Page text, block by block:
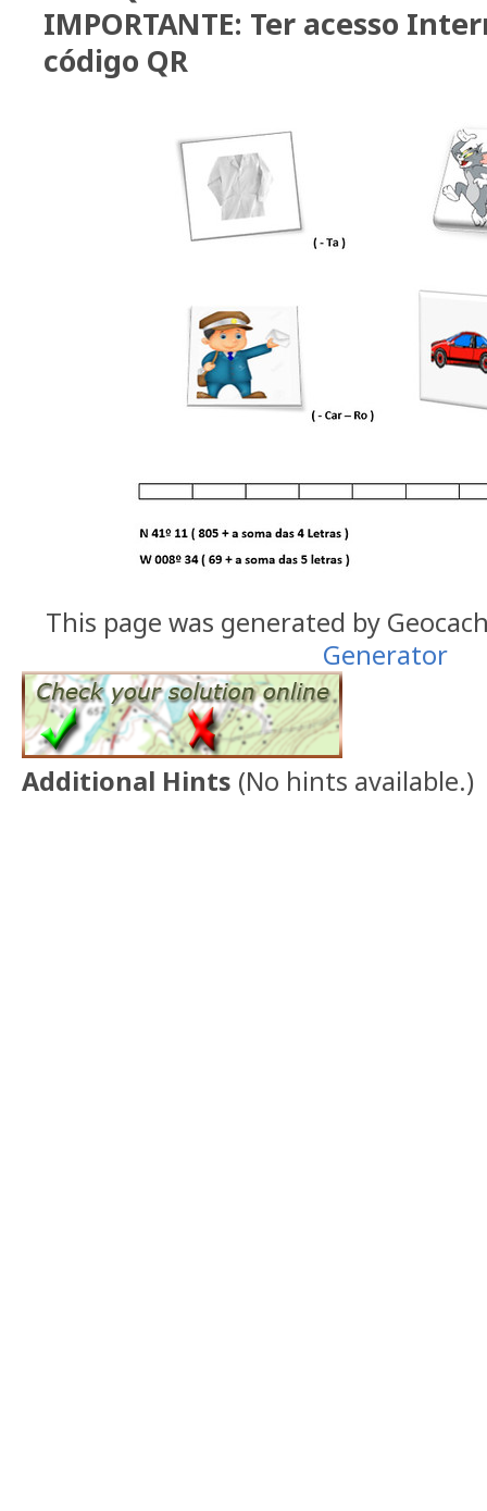
IMPORTANTE: Ter acesso
código QR
This page was generated by
Generator
Additional Hints (No hints available.)